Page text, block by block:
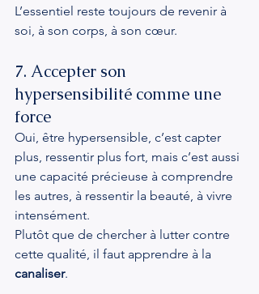
L’essentiel reste toujours de revenir à
soi, à son corps, à son cœur.
7. Accepter son
hypersensibilité comme une
force
Oui, être hypersensible, c’est capter
plus, ressentir plus fort, mais c’est aussi
une capacité précieuse à comprendre
les autres, à ressentir la beauté, à vivre
intensément.
Plutôt que de chercher à lutter contre
cette qualité, il faut apprendre à la
canaliser.